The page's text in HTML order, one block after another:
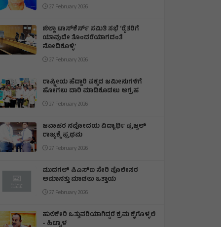
27 February 2026
ಜಿಲ್ಲಾ ಟಾಸ್‌‌ಕೆರ್ಸ್ ಸಮಿತಿ ಸಭೆ ‘ರೈತರಿಗೆ
ಯಾವುದೇ ತೊಂದರೆಯಾಗದಂತೆ
ನೋಡಿಕೊಳ್ಳಿ’
27 February 2026
ರಾಷ್ಟ್ರೀಯ ಹೆದ್ದಾರಿ ಪಕ್ಕದ ಜಮೀನುಗಳಿಗೆ
ಹೋಗಲು ದಾರಿ ಮಾಡಿಕೊಡಲು ಆಗ್ರಹ
27 February 2026
ಜವಾಹರ ನವೋದಯ ವಿದ್ಯಾರ್ಥಿ ಪ್ರಜ್ವಲ್
ರಾಜ್ಯಕ್ಕೆ ಪ್ರಥಮ
27 February 2026
ಮುದಗಲ್ ಪಿಎಸ್‌ಐ ಸೇರಿ ಪೊಲೀಸರ
ಅಮಾನತ್ತು ಮಾಡಲು ಒತ್ತಾಯ
27 February 2026
ಹುಲಿಕೇರಿ ಒತ್ತುವರಿಯಾಗಿದ್ದರೆ ಕ್ರಮ ಕೈಗೊಳ್ಳಲಿ
- ಹಿಟ್ನಾಳ